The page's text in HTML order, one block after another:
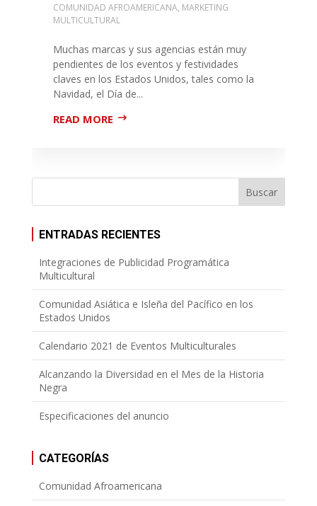
COMUNIDAD AFROAMERICANA, MARKETING
MULTICULTURAL
Muchas marcas y sus agencias están muy
pendientes de los eventos y festividades
claves en los Estados Unidos, tales como la
Navidad, el Día de...
READ MORE
ENTRADAS RECIENTES
Integraciones de Publicidad Programática
Multicultural
Comunidad Asiática e Isleña del Pacífico en los
Estados Unidos
Calendario 2021 de Eventos Multiculturales
Alcanzando la Diversidad en el Mes de la Historia
Negra
Especificaciones del anuncio
CATEGORÍAS
Comunidad Afroamericana